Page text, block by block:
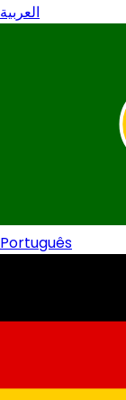
العربية
Português